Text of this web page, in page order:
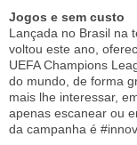
Jogos e sem custo
Lançada no Brasil na
voltou este ano,
UEFA Champions
do mundo, de forma
mais lhe interessar,
apenas escanear ou
da campanha é